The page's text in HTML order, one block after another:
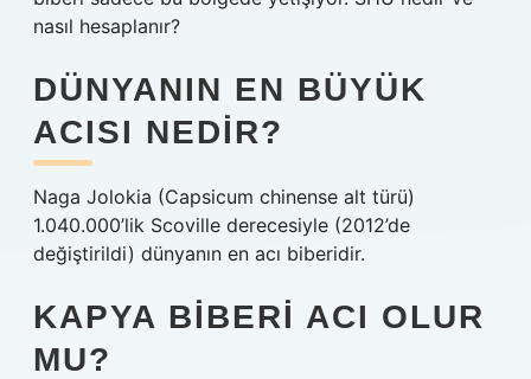
nasıl hesaplanır?
DÜNYANIN EN BÜYÜK
ACISI NEDIR?
Naga Jolokia (Capsicum chinense alt türü)
1.040.000’lik Scoville derecesiyle (2012’de
değiştirildi) dünyanın en acı biberidir.
KAPYA BIBERI ACI OLUR
MU?